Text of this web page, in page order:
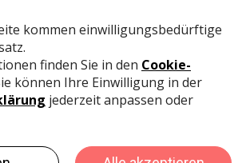
der Schweizer Papeterien informiert
aus der Branche.